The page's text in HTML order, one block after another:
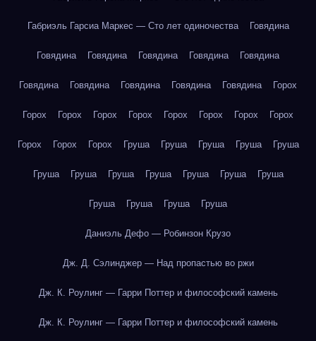
Габриэль Гарсиа Маркес — Сто лет одиночества Говядина
Говядина Говядина Говядина Говядина Говядина
Говядина Говядина Говядина Говядина Говядина Горох
Горох Горох Горох Горох Горох Горох Горох Горох
Горох Горох Горох Груша Груша Груша Груша Груша
Груша Груша Груша Груша Груша Груша Груша
Груша Груша Груша Груша
Даниэль Дефо — Робинзон Крузо
Дж. Д. Сэлинджер — Над пропастью во ржи
Дж. К. Роулинг — Гарри Поттер и философский камень
Дж. К. Роулинг — Гарри Поттер и философский камень